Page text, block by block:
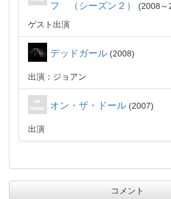
フ （シーズン２）
2008～
ゲスト出演
デッドガール 2008
出演：ジョアン
オン・ザ・ドール 2007
出演
コメント